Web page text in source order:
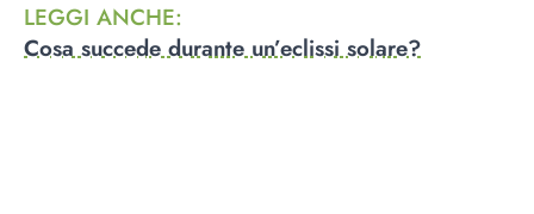
LEGGI ANCHE:
Cosa succede durante un’eclissi solare?